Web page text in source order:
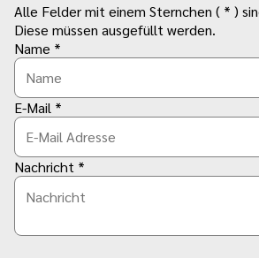
Alle Felder mit einem Sternchen ( * )
Diese müssen ausgefüllt werden.
Name *
E-Mail *
Nachricht *